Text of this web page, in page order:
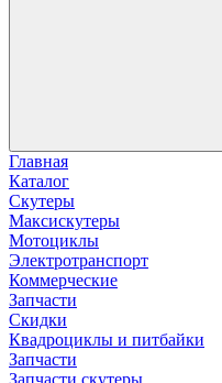
Главная
Каталог
Скутеры
Максискутеры
Мотоциклы
Электротранспорт
Коммерческие
Запчасти
Скидки
Квадроциклы и питбайки
Запчасти